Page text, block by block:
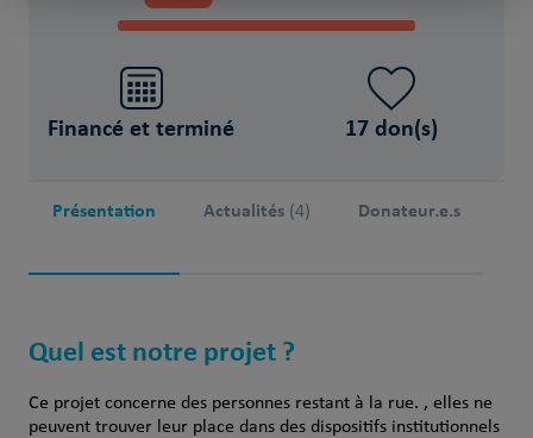
Financé et terminé 17 don(s)
Présentation Actualités (4) Donateur.e.s
Quel est notre projet ?
Ce projet concerne des personnes restant à la rue. , elles ne
peuvent trouver leur place dans des dispositifs institutionnels